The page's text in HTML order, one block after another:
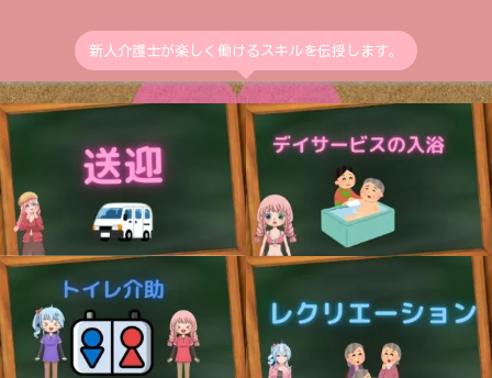
新人介護士が楽しく働けるスキルを伝授します。